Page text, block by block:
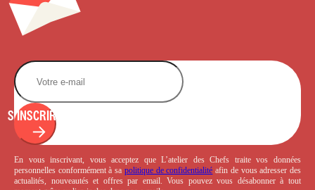
S'INSCRIRE
En vous inscrivant, vous acceptez que L’atelier des Chefs traite vos données
personnelles conformément à sa politique de confidentialité afin de vous adresser des
actualités, nouveautés et offres par email. Vous pouvez vous désabonner à tout